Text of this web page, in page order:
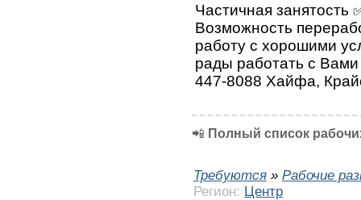
Частичная занятость
Возможность
работу с хорошими
рады работать с
447-8088 Хайфа,
📲 Полный список
Требуются » Рабочие
Регион: Центр